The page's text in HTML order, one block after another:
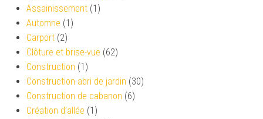
Assainissement (1)
Automne (1)
Carport (2)
Clôture et brise-vue (62)
Construction (1)
Construction abri de jardin (30)
Construction de cabanon (6)
Création d’allée (1)